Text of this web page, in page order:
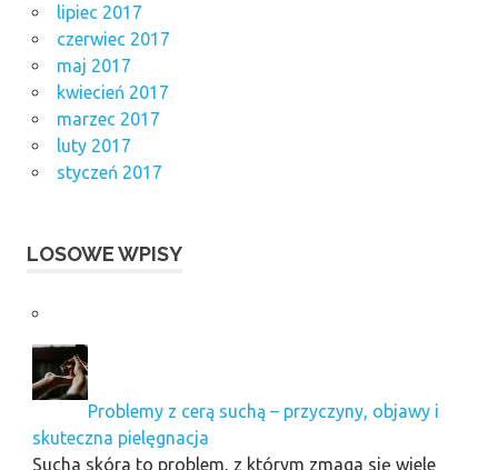
lipiec 2017
czerwiec 2017
maj 2017
kwiecień 2017
marzec 2017
luty 2017
styczeń 2017
LOSOWE WPISY
Problemy z cerą suchą – przyczyny, objawy i
skuteczna pielęgnacja
Sucha skóra to problem, z którym zmaga się wiele